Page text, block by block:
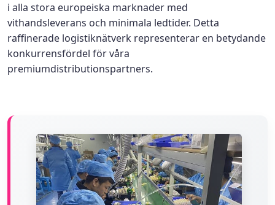
i alla stora europeiska marknader med
vithandsleverans och minimala ledtider. Detta
raffinerade logistiknätverk representerar en betydande
konkurrensfördel för våra
premiumdistributionspartners.